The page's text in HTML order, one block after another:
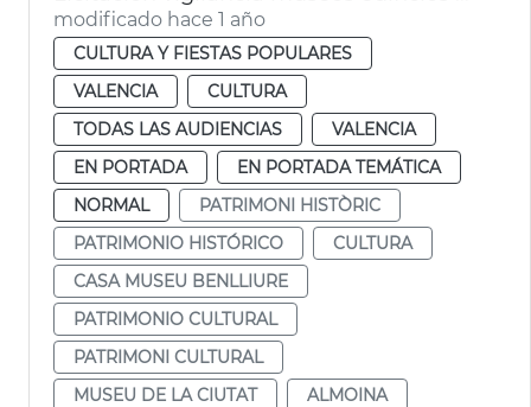
modificado hace 1 año
CULTURA Y FIESTAS POPULARES
VALENCIA
CULTURA
TODAS LAS AUDIENCIAS
VALENCIA
EN PORTADA
EN PORTADA TEMÁTICA
NORMAL
PATRIMONI HISTÒRIC
PATRIMONIO HISTÓRICO
CULTURA
CASA MUSEU BENLLIURE
PATRIMONIO CULTURAL
PATRIMONI CULTURAL
MUSEU DE LA CIUTAT
ALMOINA